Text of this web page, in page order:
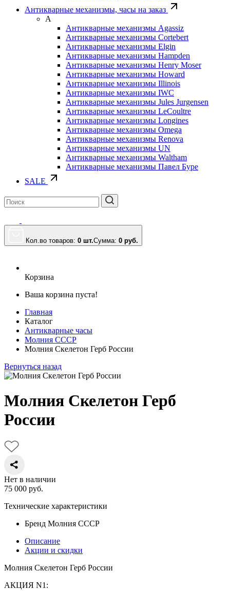
Антикварные механизмы, часы на заказ
А
Антикварные механизмы Agassiz
Антикварные механизмы Cortebert
Антикварные механизмы Elgin
Антикварные механизмы Hampden
Антикварные механизмы Henry Moser
Антикварные механизмы Howard
Антикварные механизмы Illinois
Антикварные механизмы IWC
Антикварные механизмы Jules Jurgensen
Антикварные механизмы LeCoultre
Антикварные механизмы Longines
Антикварные механизмы Omega
Антикварные механизмы Renova
Антикварные механизмы UN
Антикварные механизмы Waltham
Антикварные механизмы Павел Буре
SALE
Кол.во товаров: 0 шт.Сумма: 0 руб.
Корзина
Ваша корзина пуста!
Главная
Каталог
Антикварные часы
Молния СССР
Молния Скелетон Герб России
Вернуться назад
Молния Скелетон Герб
России
Нет в наличии
75 000 руб.
Технические характеристики
Бренд Молния СССР
Описание
Акции и скидки
Молния Скелетон Герб России
АКЦИЯ N1: